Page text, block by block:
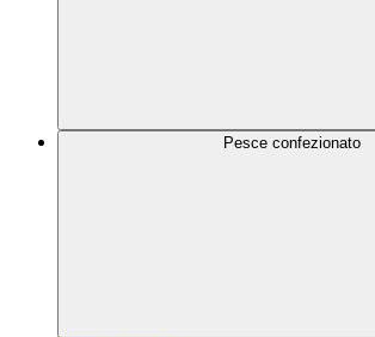
Pesce confezionato